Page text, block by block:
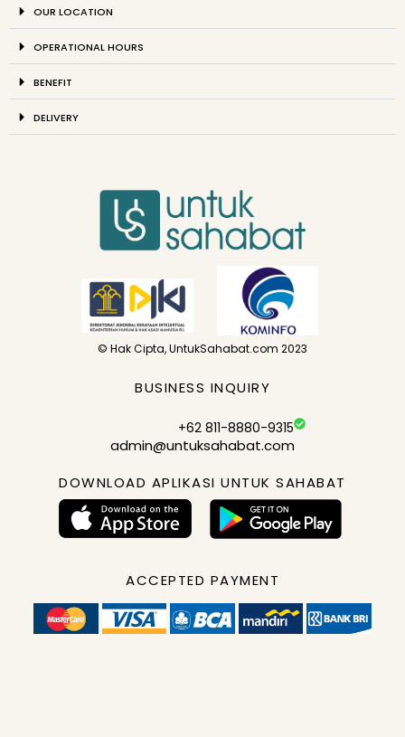
OUR LOCATION
OPERATIONAL HOURS
BENEFIT
DELIVERY
© Hak Cipta, UntukSahabat.com 2023
BUSINESS INQUIRY
+62 811-8880-9315
admin@untuksahabat.com
DOWNLOAD APLIKASI UNTUK SAHABAT
ACCEPTED PAYMENT